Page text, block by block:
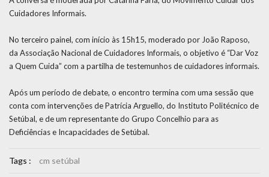
Cuidadores Informais.
No terceiro painel, com início às 15h15, moderado por João Raposo,
da Associação Nacional de Cuidadores Informais, o objetivo é “Dar Voz
a Quem Cuida” com a partilha de testemunhos de cuidadores informais.
Após um período de debate, o encontro termina com uma sessão que
conta com intervenções de Patrícia Arguello, do Instituto Politécnico de
Setúbal, e de um representante do Grupo Concelhio para as
Deficiências e Incapacidades de Setúbal.
Tags : cm setúbal